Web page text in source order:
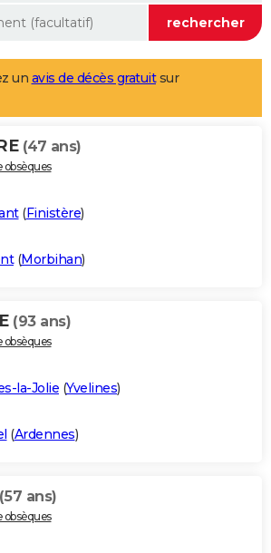
un avis de décès gratuitsur
(47 ans)
(Finistère)
(Morbihan)
(93 ans)
la-Jolie (Yvelines)
(Ardennes)
(57 ans)